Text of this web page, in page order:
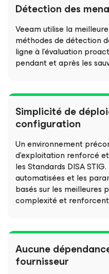
Détection des
Veeam utilise la
méthodes de détection
ligne à l’évaluation
pendant et après les
Simplicité de
configuration
Un environnement
d’exploitation renforcé
les Standards DISA
automatisées et les
basés sur les meilleures
complexité et
Aucune
fournisseur